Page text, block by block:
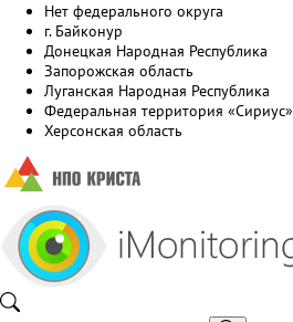
Нет федерального округа
г. Байконур
Донецкая Народная Республика
Запорожская область
Луганская Народная Республика
Федеральная территория «Сириус»
Херсонская область